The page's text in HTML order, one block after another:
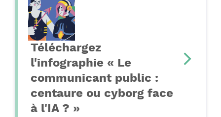
Téléchargez
l'infographie « Le
communicant public :
centaure ou cyborg face
à l'IA ? »